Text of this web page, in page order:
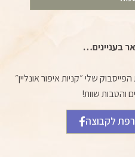
בעניינים…
שלי ״קניות איפור אונליין״
והטבות שוות!
לקבוצה